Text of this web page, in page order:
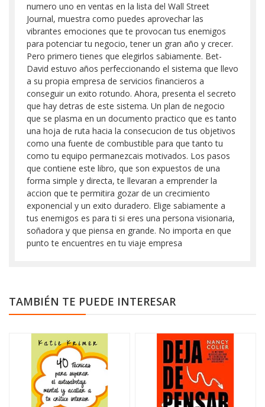
numero uno en ventas en la lista del Wall Street
Journal, muestra como puedes aprovechar las
vibrantes emociones que te provocan tus enemigos
para potenciar tu negocio, tener un gran año y crecer.
Pero primero tienes que elegirlos sabiamente. Bet-
David estuvo años perfeccionando el sistema que llevo
a su propia empresa de servicios financieros a
conseguir un exito rotundo. Ahora, presenta el secreto
que hay detras de este sistema. Un plan de negocio
que se plasma en un documento practico que es tanto
una hoja de ruta hacia la consecucion de tus objetivos
como una fuente de combustible para que tanto tu
como tu equipo permanezcais motivados. Los pasos
que contiene este libro, que son expuestos de una
forma simple y directa, te llevaran a emprender la
accion que te permitira gozar de un crecimiento
exponencial y un exito duradero. Elige sabiamente a
tus enemigos es para ti si eres una persona visionaria,
soñadora y que piensa en grande. No importa en que
punto te encuentres en tu viaje empresa
TAMBIÉN TE PUEDE INTERESAR